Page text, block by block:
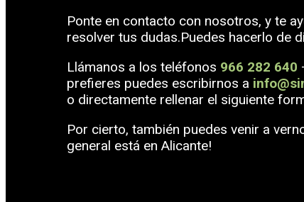
Ponte en contacto con nosotros, y te
resolver tus dudas.Puedes hacerlo de
Llámanos a los teléfonos 966 282 640
prefieres puedes escribirnos a
o directamente rellenar el siguiente
Por cierto, también puedes venir a
general está en Alicante!